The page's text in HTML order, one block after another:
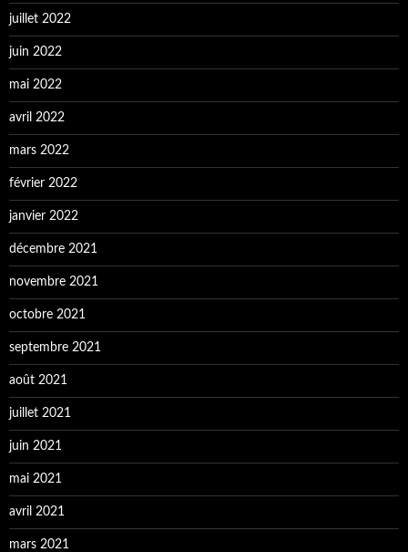
juillet 2022
juin 2022
mai 2022
avril 2022
mars 2022
février 2022
janvier 2022
décembre 2021
novembre 2021
octobre 2021
septembre 2021
août 2021
juillet 2021
juin 2021
mai 2021
avril 2021
mars 2021